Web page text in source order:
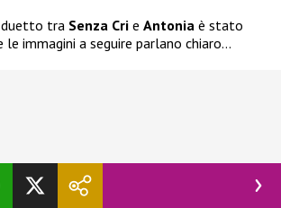
duetto tra Senza Cri e Antonia è stato
le immagini a seguire parlano chiaro…